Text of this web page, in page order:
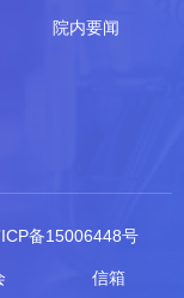
院内要闻
备15006448号
信箱